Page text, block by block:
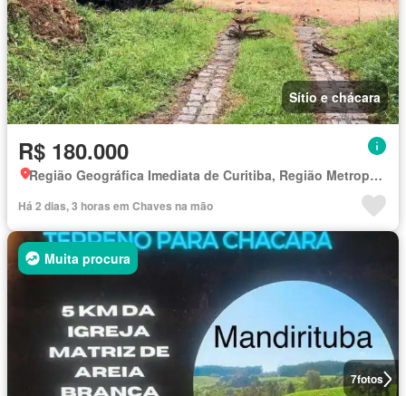
Sítio e chácara
R$ 180.000
Região Geográfica Imediata de Curitiba, Região Metropolitana de Curitiba
Há 2 dias, 3 horas em Chaves na mão
7fotos
Muita procura